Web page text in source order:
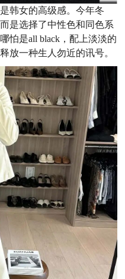
韩女的高级感。今年冬
是选择了中性色和同色系
怕是all black，配上淡淡的
放一种生人勿近的讯号。